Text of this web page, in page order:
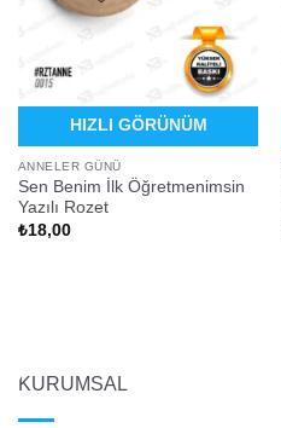
HIZLI GÖRÜNÜM
ANNELER GÜNÜ
Sen Benim İlk Öğretmenimsin
Yazılı Rozet
₺18,00
KURUMSAL